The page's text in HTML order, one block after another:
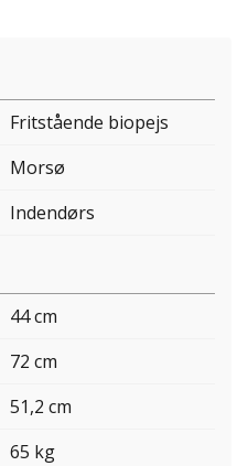
Fritstående biopejs
Morsø
Indendørs
44 cm
72 cm
51,2 cm
65 kg